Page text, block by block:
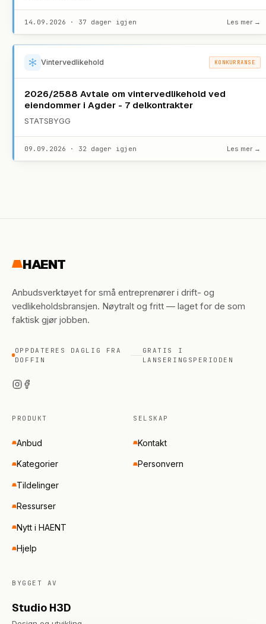
14.09.2026 · 37 dager igjen Les mer →
Vintervedlikehold KONKURRANSE
2026/2588 Avtale om vintervedlikehold ved
eiendommer i Agder - 7 delkontrakter
STATSBYGG
09.09.2026 · 32 dager igjen Les mer →
HAENT
Anbudsverktøyet for små entreprenører i drift- og
vedlikeholdsbransjen. Nøytralt og fritt — laget for de som
faktisk gjør jobben.
OPPDATERES DAGLIG FRA
DOFFIN
GRATIS I
LANSERINGSPERIODEN
PRODUKT
Anbud
Kategorier
Tildelinger
Ressurser
Nytt i HAENT
Hjelp
SELSKAP
Kontakt
Personvern
BYGGET AV
Studio H3D